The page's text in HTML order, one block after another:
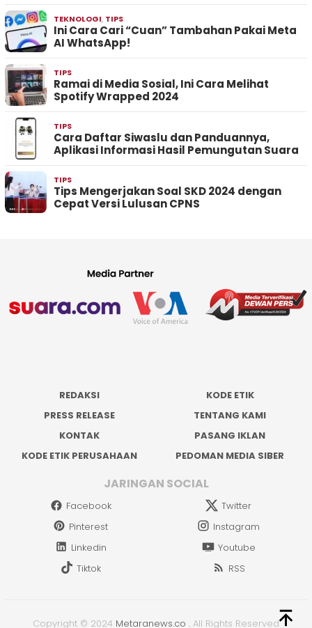
TEKNOLOGI, TIPS
Ini Cara Cari “Cuan” Tambahan Pakai Meta
AI WhatsApp!
TIPS
Ramai di Media Sosial, Ini Cara Melihat
Spotify Wrapped 2024
TIPS
Cara Daftar Siwaslu dan Panduannya,
Aplikasi Informasi Hasil Pemungutan Suara
TIPS
Tips Mengerjakan Soal SKD 2024 dengan
Cepat Versi Lulusan CPNS
REDAKSI
KODE ETIK
PRESS RELEASE
TENTANG KAMI
KONTAK
PASANG IKLAN
KODE ETIK PERUSAHAAN
PEDOMAN MEDIA SIBER
JARINGAN SOCIAL
Facebook
Twitter
Pinterest
Instagram
Linkedin
Youtube
Tiktok
RSS
Copyright © 2024 Metaranews.co . All Rights Reserved